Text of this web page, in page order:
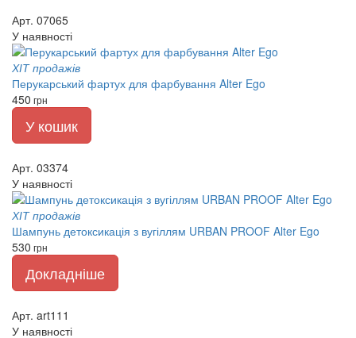
Арт. 07065
У наявності
ХІТ продажів
Перукарський фартух для фарбування Alter Ego
450 грн
У кошик
Арт. 03374
У наявності
ХІТ продажів
Шампунь детоксикація з вугіллям URBAN PROOF Alter Ego
530 грн
Докладніше
Арт. art111
У наявності